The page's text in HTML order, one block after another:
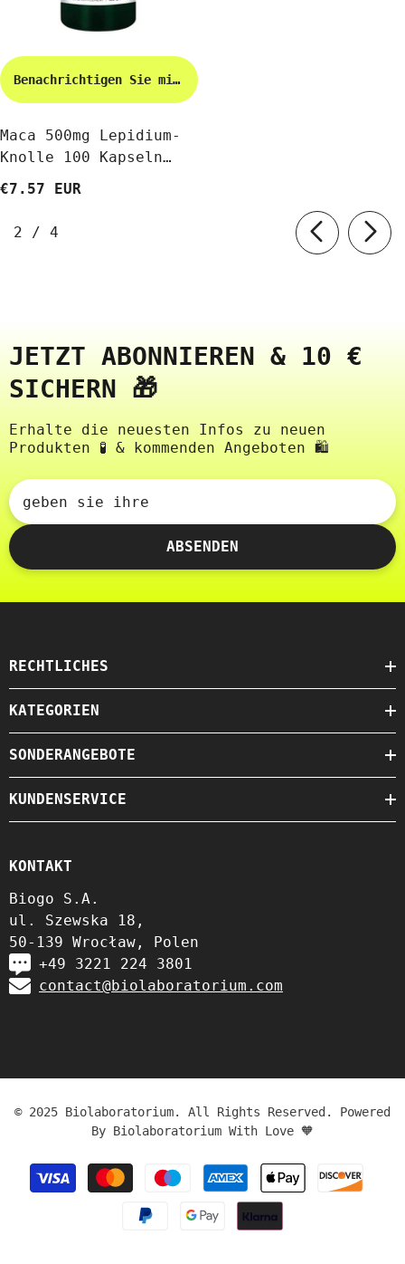
Benachrichtigen Sie mich
Maca 500mg Lepidium-
Knolle 100 Kapseln
€7.57 EUR
2 / von
4
JETZT ABONNIEREN & 10 €
SICHERN 🎁
Erhalte die neuesten Infos zu neuen
Produkten 🧪 & kommenden Angeboten 🛍️
geben sie ihre
ABSENDEN
RECHTLICHES
KATEGORIEN
SONDERANGEBOTE
KUNDENSERVICE
KONTAKT
Biogo S.A.
ul. Szewska 18,
50-139 Wrocław, Polen
+49 3221 224 3801
contact@biolaboratorium.com
© 2025 Biolaboratorium. All Rights Reserved. Powered
By Biolaboratorium With Love 🧡
Zahlungsmethoden